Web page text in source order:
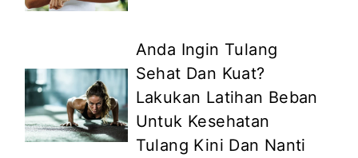
Anda Ingin Tulang
Sehat Dan Kuat?
Lakukan Latihan Beban
Untuk Kesehatan
Tulang Kini Dan Nanti